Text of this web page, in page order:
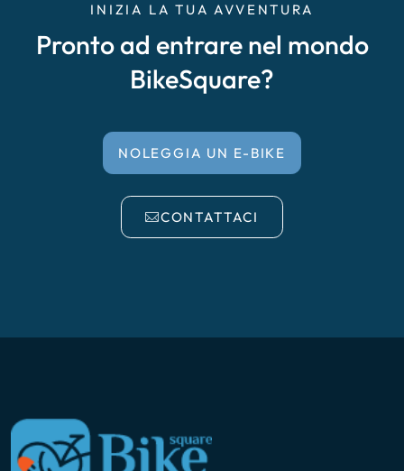
INIZIA LA TUA AVVENTURA
Pronto ad entrare nel mondo
BikeSquare?
NOLEGGIA UN E-BIKE
CONTATTACI